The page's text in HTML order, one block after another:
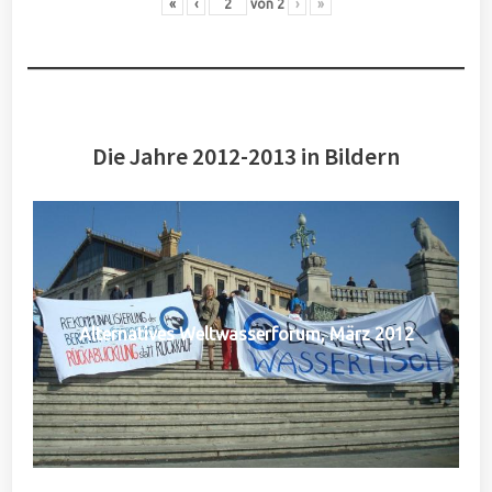
« ‹ von 2 › »
Die Jahre 2012-2013 in Bildern
Alternatives Weltwasserforum, März 2012